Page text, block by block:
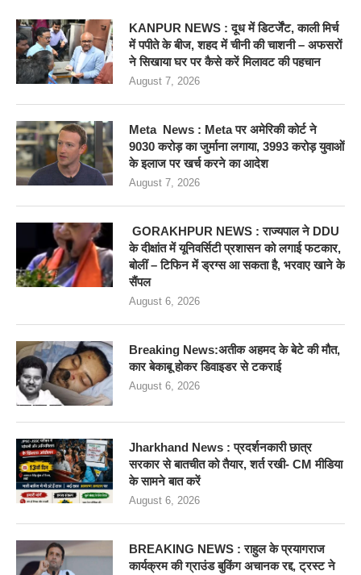
KANPUR NEWS : दूध में डिटर्जेंट, काली मिर्च
में पपीते के बीज, शहद में चीनी की चाशनी – अफसरों
ने सिखाया घर पर कैसे करें मिलावट की पहचान
August 7, 2026
Meta News : Meta पर अमेरिकी कोर्ट ने
9030 करोड़ का जुर्माना लगाया, 3993 करोड़ युवाओं
के इलाज पर खर्च करने का आदेश
August 7, 2026
GORAKHPUR NEWS : राज्यपाल ने DDU
के दीक्षांत में यूनिवर्सिटी प्रशासन को लगाई फटकार,
बोलीं – टिफिन में ड्रग्स आ सकता है, भरवाए खाने के
सैंपल
August 6, 2026
Breaking News:अतीक अहमद के बेटे की मौत,
कार बेकाबू होकर डिवाइडर से टकराई
August 6, 2026
Jharkhand News : प्रदर्शनकारी छात्र
सरकार से बातचीत को तैयार, शर्त रखी- CM मीडिया
के सामने बात करें
August 6, 2026
BREAKING NEWS : राहुल के प्रयागराज
कार्यक्रम की ग्राउंड बुकिंग अचानक रद्द, ट्रस्ट ने